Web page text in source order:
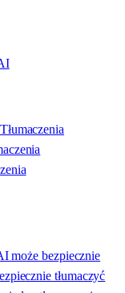
Tłumaczenia
może bezpiecznie
tłumaczyć